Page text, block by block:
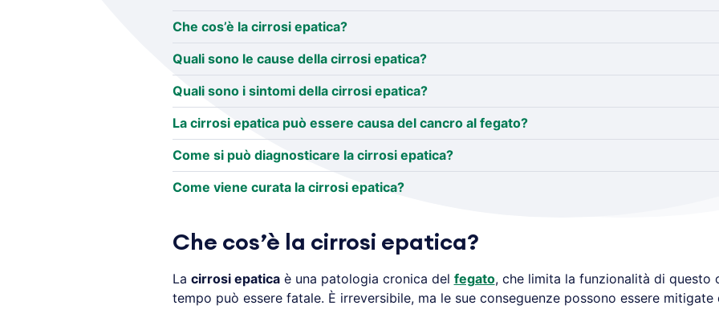
Che cos’è la cirrosi epatica?
Quali sono le cause della cirrosi epatica?
Quali sono i sintomi della cirrosi epatica?
La cirrosi epatica può essere causa del cancro al fegato?
Come si può diagnosticare la cirrosi epatica?
Come viene curata la cirrosi epatica?
Che cos’è la cirrosi epatica?
La cirrosi epaticaè una patologia cronica del fegato, che limita la funzionalità di questo
tempo può essere fatale. È irreversibile, ma le sue conseguenze possono essere